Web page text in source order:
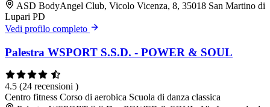
ASD BodyAngel Club, Vicolo Vicenza, 8, 35018 San Martino di
Lupari PD
Vedi profilo completo
Palestra WSPORT S.S.D. - POWER & SOUL
4.5 (24 recensioni )
Centro fitness Corso di aerobica Scuola di danza classica